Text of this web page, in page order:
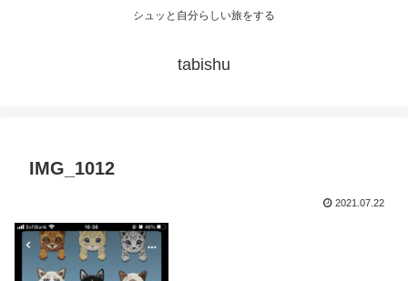
シュッと自分らしい旅をする
tabishu
IMG_1012
2021.07.22